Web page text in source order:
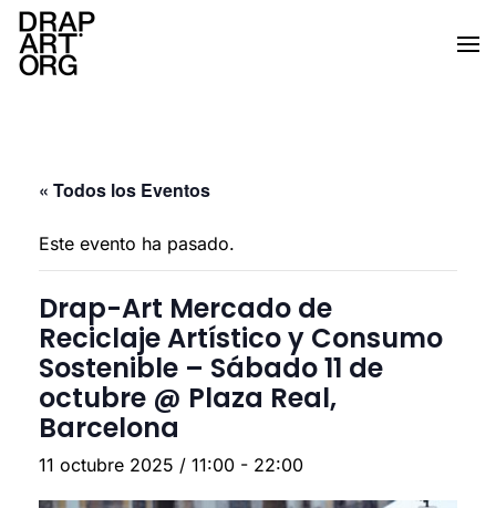
Ir al contenido principal
« Todos los Eventos
Este evento ha pasado.
Drap-Art Mercado de
Reciclaje Artístico y Consumo
Sostenible – Sábado 11 de
octubre @ Plaza Real,
Barcelona
11 octubre 2025 / 11:00 - 22:00